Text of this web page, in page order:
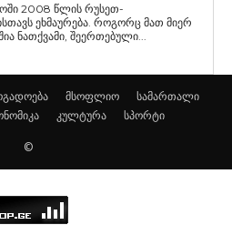
2008 წლის რუსეთ-
როგორც მათ მიერ
ნათქვამი, შეერთებული...
მსოფლიო
სამართალი
კულტურა სპორტი
©